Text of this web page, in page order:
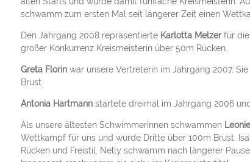
schwamm zum ersten Mal seit längerer Zeit einen
Den Jahrgang 2008 repräsentierte Karlotta Melzerfür die
großer Konkurrenz Kreismeisterin über 50m Rücken.
Greta Florinwar unsere Vertreterin im Jahrgang 2007.
Brust.
Antonia Hartmannstartete dreimal im Jahrgang 2006
Als unsere ältesten Schwimmerinnen schwammen
Wettkampf für uns und wurde Dritte über 100m Brust.
Rücken und Freistil. Nelly schwamm nach längerer